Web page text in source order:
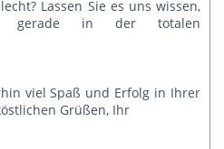
Lassen Sie es uns wissen,
gerade in der totalen
viel Spaß und Erfolg in Ihrer
Grüßen, Ihr